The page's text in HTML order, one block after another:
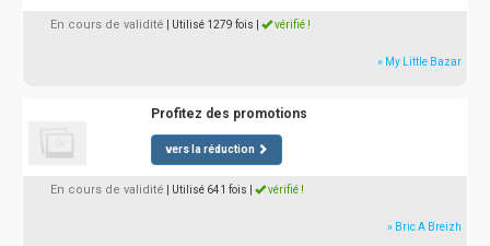
En cours de validité | Utilisé 1279 fois vérifié !
» My Little Bazar
Profitez des promotions
vers la réduction
En cours de validité | Utilisé 641 fois vérifié !
» Bric A Breizh